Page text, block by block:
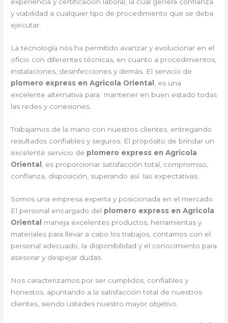
experiencia y certificación laboral, la cual genera confianza
y viabilidad a cualquier tipo de procedimiento que se deba
ejecutar.
La tecnología nos ha permitido avanzar y evolucionar en el
oficio con diferentes técnicas, en cuanto a procedimientos,
instalaciones, desinfecciones y demás. El servicio de
plomero express en Agricola Oriental , es una
excelente alternativa para mantener en buen estado todas
las redes y conexiones.
Trabajamos de la mano con nuestros clientes, entregando
resultados confiables y seguros. El propósito de brindar un
excelente servicio de plomero express en Agricola
Oriental
, es proporcionar satisfacción total, compromiso,
confianza, disposición, superando así las expectativas.
Somos una empresa experta y posicionada en el mercado.
El personal encargado del plomero express en Agricola
Oriental maneja excelentes productos, herramientas y
materiales para llevar a cabo los trabajos, contamos con el
personal adecuado, la disponibilidad y el conocimiento para
asesorar y despejar dudas.
Nos caracterizamos por ser cumplidos, confiables y
honestos, apuntando a la satisfacción total de nuestros
clientes, siendo ustedes nuestro mayor objetivo.